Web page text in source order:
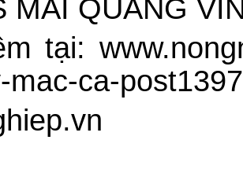
tại:
mac-ca-